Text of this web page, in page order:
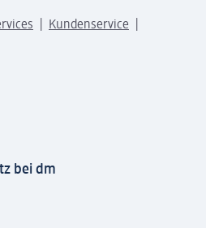
Kundenservice
bei dm